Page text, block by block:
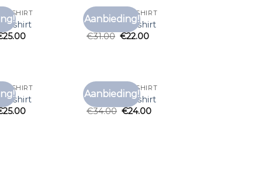
Toevoegen
T SHIRT
t shirt
25.00
Aanbieding!
Toevoegen
GESTREEPT T SHIRT
gestreept t shirt
€31.00 €22.00
Toevoegen
T SHIRT
t shirt
25.00
Aanbieding!
Toevoegen
GESTREEPT T SHIRT
gestreept t shirt
€34.00 €24.00